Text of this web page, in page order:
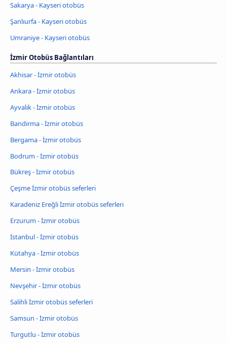
Sakarya - Kayseri otobüs
Şanlıurfa - Kayseri otobüs
Umraniye - Kayseri otobüs
İzmir Otobüs Bağlantıları
Akhisar - İzmir otobüs
Ankara - İzmir otobüs
Ayvalik - İzmir otobüs
Bandirma - İzmir otobüs
Bergama - İzmir otobüs
Bodrum - İzmir otobüs
Bükreş - İzmir otobüs
Çeşme İzmir otobüs seferleri
Karadeniz Ereğli İzmir otobüs seferleri
Erzurum - İzmir otobüs
İstanbul - İzmir otobüs
Kütahya - İzmir otobüs
Mersin - İzmir otobüs
Nevşehir - İzmir otobüs
Salihli İzmir otobüs seferleri
Samsun - İzmir otobüs
Turgutlu - İzmir otobüs